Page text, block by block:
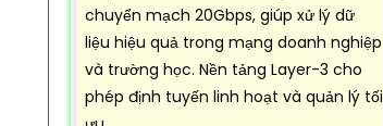
chuyển mạch 20Gbps, giúp xử lý dữ
liệu hiệu quả trong mạng doanh nghiệp
và trường học. Nền tảng Layer-3 cho
phép định tuyến linh hoạt và quản lý tối